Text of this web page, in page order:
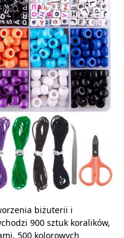
biżuterii i
900 sztuk koralików,
500 kolorowych